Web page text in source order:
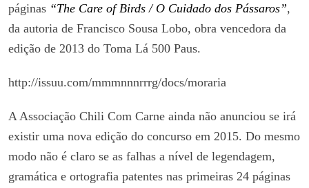
páginas “The Care of Birds / O Cuidado dos Pássaros”,
da autoria de Francisco Sousa Lobo, obra vencedora da
edição de 2013 do Toma Lá 500 Paus.
http://issuu.com/mmmnnnrrrg/docs/moraria
A Associação Chili Com Carne ainda não anunciou se irá
existir uma nova edição do concurso em 2015. Do mesmo
modo não é claro se as falhas a nível de legendagem,
gramática e ortografia patentes nas primeiras 24 páginas